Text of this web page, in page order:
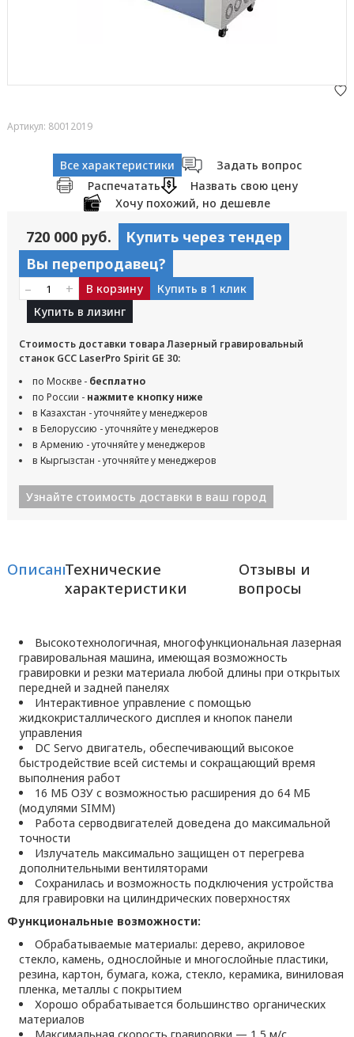
Артикул: 80012019
Все характеристики
Задать вопрос
Распечатать
Назвать свою цену
Хочу похожий, но дешевле
720 000 руб.
Купить через тендер
Вы перепродавец?
– + В корзину
Купить в 1 клик
Купить в лизинг
Стоимость доставки товара Лазерный гравировальный
станок GCC LaserPro Spirit GE 30:
по Москве - бесплатно
по России - нажмите кнопку ниже
в Казахстан - уточняйте у менеджеров
в Белоруссию - уточняйте у менеджеров
в Армению - уточняйте у менеджеров
в Кыргызстан - уточняйте у менеджеров
Узнайте стоимость доставки в ваш город
ОписаниеТехнические
характеристики
Отзывы и
вопросы
Высокотехнологичная, многофункциональная лазерная
гравировальная машина, имеющая возможность
гравировки и резки материала любой длины при открытых
передней и задней панелях
Интерактивное управление с помощью
жидкокристаллического дисплея и кнопок панели
управления
DC Servo двигатель, обеспечивающий высокое
быстродействие всей системы и сокращающий время
выполнения работ
16 МБ ОЗУ с возможностью расширения до 64 МБ
(модулями SIMM)
Работа серводвигателей доведена до максимальной
точности
Излучатель максимально защищен от перегрева
дополнительными вентиляторами
Сохранилась и возможность подключения устройства
для гравировки на цилиндрических поверхностях
Функциональные возможности:
Обрабатываемые материалы: дерево, акриловое
стекло, камень, однослойные и многослойные пластики,
резина, картон, бумага, кожа, стекло, керамика, виниловая
пленка, металлы с покрытием
Хорошо обрабатывается большинство органических
материалов